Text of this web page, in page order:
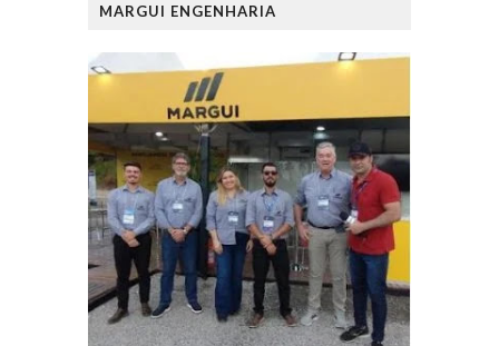
MARGUI ENGENHARIA